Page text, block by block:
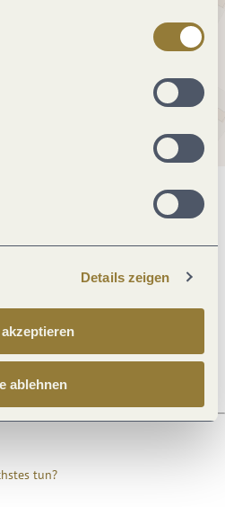
Mit der Auswahl "Alle
in der Nutzung
Details zeigen
ablehnen
Informationen
tun?